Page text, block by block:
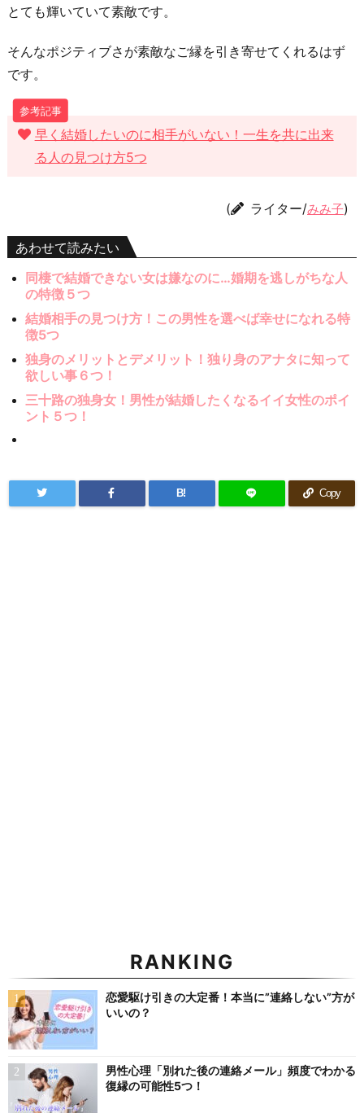
とても輝いていて素敵です。
そんなポジティブさが素敵なご縁を引き寄せてくれるはず
です。
早く結婚したいのに相手がいない！一生を共に出来
る人の見つけ方5つ
( ライター/みみ子)
あわせて読みたい
同棲で結婚できない女は嫌なのに…婚期を逃しがちな人
の特徴５つ
結婚相手の見つけ方！この男性を選べば幸せになれる特
徴5つ
独身のメリットとデメリット！独り身のアナタに知って
欲しい事６つ！
三十路の独身女！男性が結婚したくなるイイ女性のポイ
ント５つ！
B! Copy
RANKING
恋愛駆け引きの大定番！本当に”連絡しない”方が
いいの？
男性心理「別れた後の連絡メール」頻度でわかる
復縁の可能性5つ！